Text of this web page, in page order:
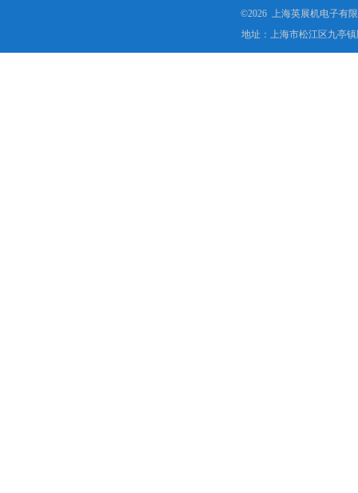
©2026 上海英展机电子有
地址：上海市松江区九亭镇